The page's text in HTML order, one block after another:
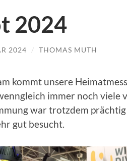
2024
2024 / THOMAS MUTH
kommt unsere
immer noch viele
war trotzdem
gut besucht.